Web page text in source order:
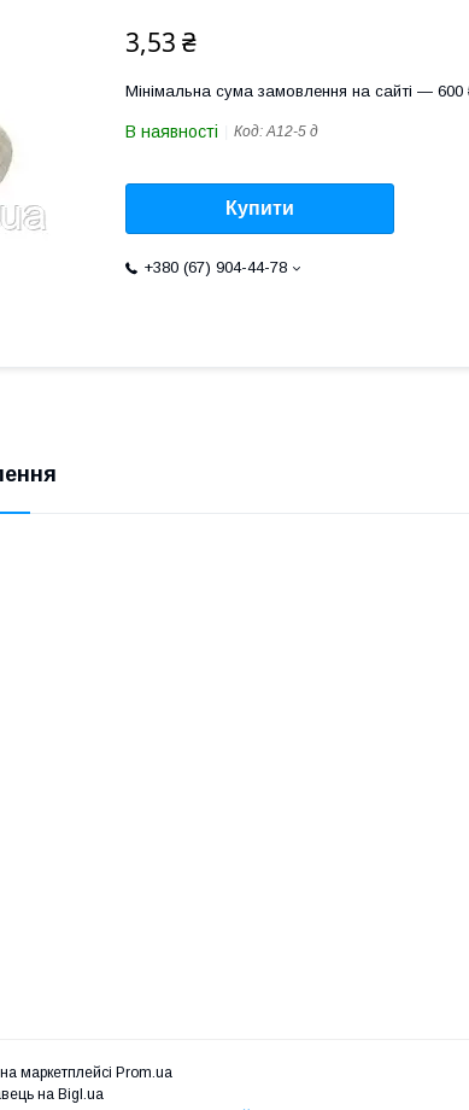
3,53 ₴
Мінімальна сума замовлення на сайті — 600
В наявності Код:А12-5 д
Купити
+380 (67) 904-44-78
маркетплейсі Prom.ua
на Bigl.ua